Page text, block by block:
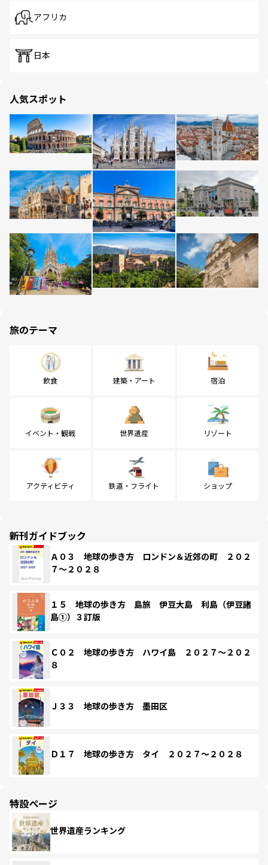
アフリカ
日本
人気スポット
旅のテーマ
飲食 建築・アート 宿泊
イベント・観戦 世界遺産 リゾート
アクティビティ 鉄道・フライト ショップ
新刊ガイドブック
Ａ０３ 地球の歩き方 ロンドン＆近郊の町 ２０２
７～２０２８
１５ 地球の歩き方 島旅 伊豆大島 利島（伊豆諸
島①）３訂版
Ｃ０２ 地球の歩き方 ハワイ島 ２０２７～２０２
８
Ｊ３３ 地球の歩き方 墨田区
Ｄ１７ 地球の歩き方 タイ ２０２７～２０２８
特設ページ
世界遺産ランキング